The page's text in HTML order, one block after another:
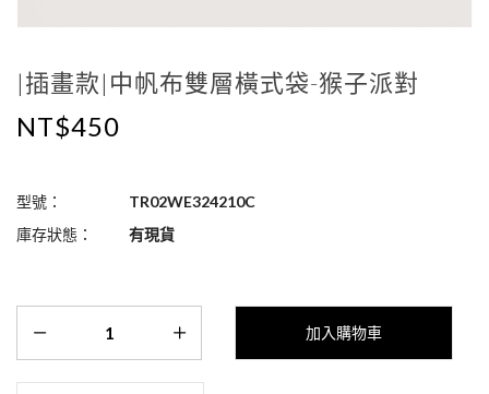
|插畫款|中帆布雙層橫式袋-猴子派對
NT$450
型號：
TR02WE324210C
庫存狀態：
有現貨